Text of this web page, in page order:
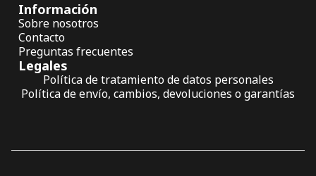
Información
Sobre nosotros
Contacto
Preguntas frecuentes
Legales
Política de tratamiento de datos personales
Política de envío, cambios, devoluciones o garantías